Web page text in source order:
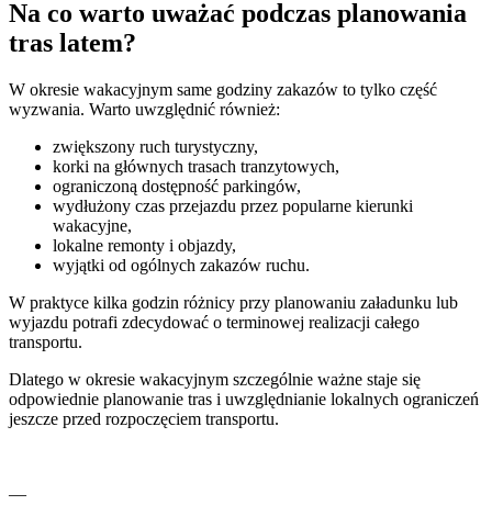
Na co warto uważać podczas planowania
tras latem?
W okresie wakacyjnym same godziny zakazów to tylko część
wyzwania. Warto uwzględnić również:
zwiększony ruch turystyczny,
korki na głównych trasach tranzytowych,
ograniczoną dostępność parkingów,
wydłużony czas przejazdu przez popularne kierunki
wakacyjne,
lokalne remonty i objazdy,
wyjątki od ogólnych zakazów ruchu.
W praktyce kilka godzin różnicy przy planowaniu załadunku lub
wyjazdu potrafi zdecydować o terminowej realizacji całego
transportu.
Dlatego w okresie wakacyjnym szczególnie ważne staje się
odpowiednie planowanie tras i uwzględnianie lokalnych ograniczeń
jeszcze przed rozpoczęciem transportu.
—